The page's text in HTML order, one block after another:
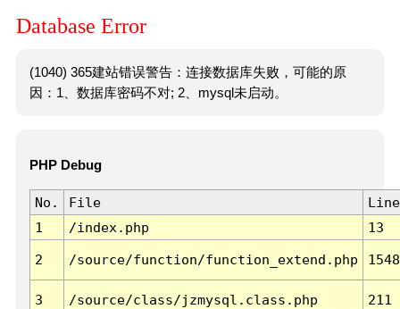
Database Error
(1040) 365建站错误警告：连接数据库失败，可能的原
因：1、数据库密码不对; 2、mysql未启动。
PHP Debug
No. File
Line
1
/index.php 13
2 /source/function/function_extend.php 1548
3 /source/class/jzmysql.class.php 211